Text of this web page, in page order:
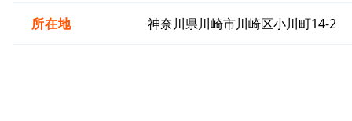
所在地 神奈川県川崎市川崎区小川町14-2